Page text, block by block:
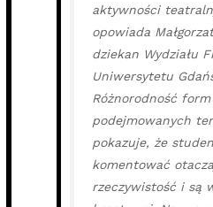
aktywności
opowiada
dziekan Wydziału
Uniwersytetu
Różnorodność
podejmowanych
pokazuje, że
komentować
rzeczywistość i są